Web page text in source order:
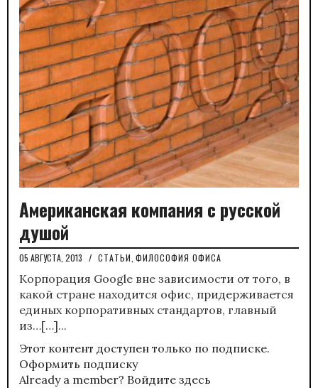
Американская компания с русской
душой
05 АВГУСТА, 2013 / СТАТЬИ ФИЛОСОФИЯ ОФИСА
Корпорация Google вне зависимости от того, в
какой стране находится офис, придерживается
единых корпоративных стандартов, главный
из…[…]...
Этот контент доступен только по подписке.
Оформить подписку
Already a member? Войдите здесь